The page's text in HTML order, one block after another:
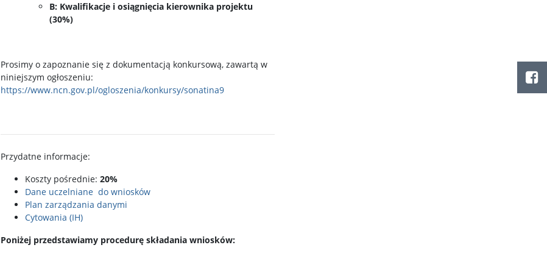
B: Kwalifikacje i osiągnięcia kierownika projektu
(30%)
Prosimy o zapoznanie się z dokumentacją konkursową, zawartą w
niniejszym ogłoszeniu:
https://www.ncn.gov.pl/ogloszenia/konkursy/sonatina9
Przydatne informacje:
Koszty pośrednie: 20%
Dane uczelniane do wniosków
Plan zarządzania danymi
Cytowania (IH)
Poniżej przedstawiamy procedurę składania wniosków: